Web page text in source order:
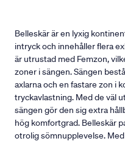
Belleskär är en lyxig
intryck och innehåller flera
är utrustad med Femzon,
zoner i sängen. Sängen
axlarna och en fastare zon i
tryckavlastning. Med de väl
sängen gör den sig extra
hög komfortgrad. Belleskär
otrolig sömnupplevelse.